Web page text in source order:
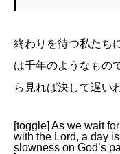
終わりを待つ私たち
は千年のようなもの
ら見れば決して遅い
[toggle] As we wait
with the Lord, a day
slowness on God’s